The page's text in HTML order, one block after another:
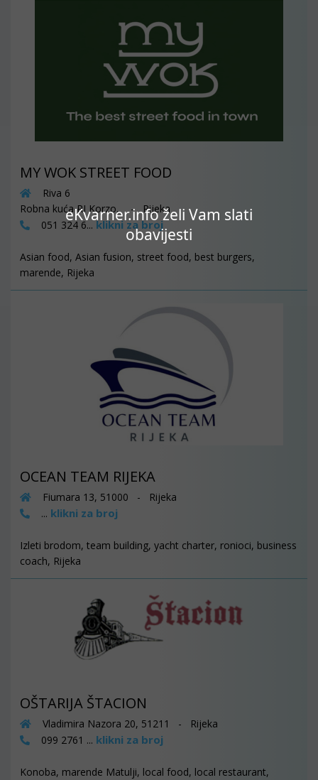
eKvarner.info želi Vam slati
obavijesti
MY WOK STREET FOOD
Riva 6
Robna kuća RI Korzo, - Rijeka
051 324 6...klikni za broj
Asian food, Asian fusion, street food, best burgers,
marende, Rijeka
OCEAN TEAM RIJEKA
Fiumara 13, 51000 - Rijeka
... klikni za broj
Izleti brodom, team building, yacht charter, ronioci, business
coach, Rijeka
OŠTARIJA ŠTACION
Vladimira Nazora 20, 51211 - Rijeka
099 2761 ... klikni za broj
Konoba, marende Matulji, local food, local restaurant,